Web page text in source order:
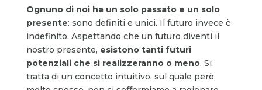
Ognuno di noi ha un solo passato e un solo
presente: sono definiti e unici. Il futuro invece è
indefinito. Aspettando che un futuro diventi il
nostro presente, esistono tanti futuri
potenziali che si realizzeranno o meno. Si
tratta di un concetto intuitivo, sul quale però,